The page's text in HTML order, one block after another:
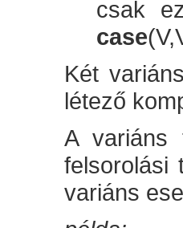
csak
case
Két
létező
A variáns
felsorolási
variáns